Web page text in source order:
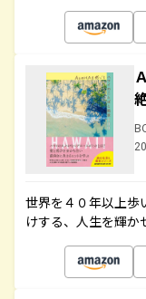
世界を４０年以上歩
けする、人生を輝